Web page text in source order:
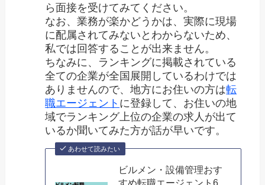
ら面接を受けてみてください。
なお、業務が楽かどうかは、実際に現場
に配属されてみないとわからないため、
私では回答することが出来ません。
ちなみに、ランキングに掲載されている
全ての企業が全国展開しているわけでは
ありませんので、地方にお住いの方は転
職エージェント に登録して、お住いの地
域でランキング上位の企業の求人が出て
いるか聞いてみた方が話が早いです。
あわせて読みたい
ビルメン・設備管理おす
すめ転職エージェント6